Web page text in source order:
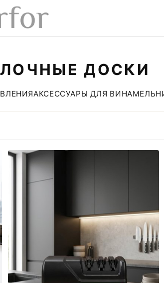
ДОСКИ
АКСЕССУАРЫ ДЛЯ ВИНА